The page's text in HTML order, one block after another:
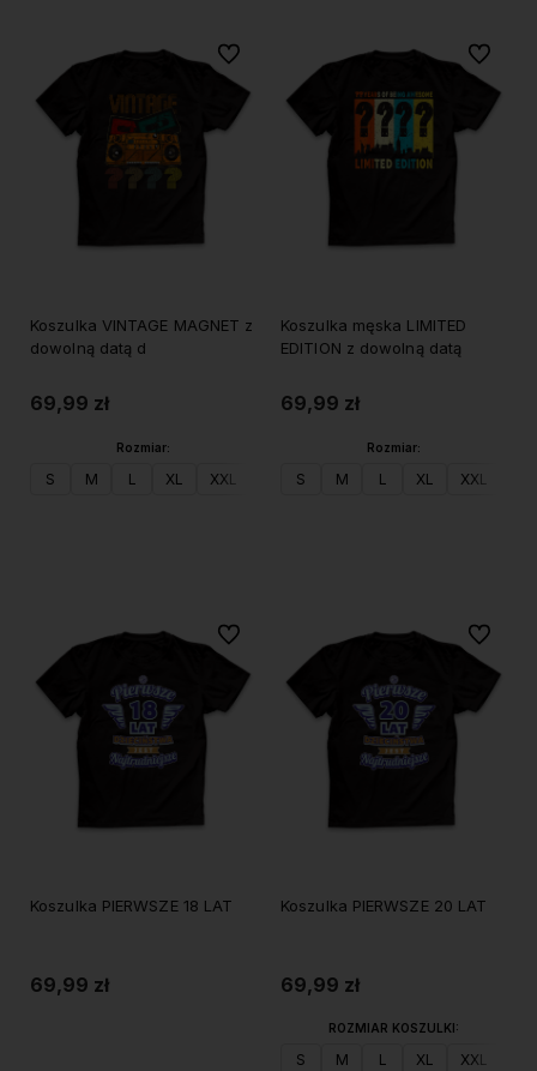
Koszulka VINTAGE MAGNET z
dowolną datą d
69,99 zł
Rozmiar:
S M L XL XXL
Do ulubionych
Koszulka męska LIMITED
EDITION z dowolną datą
69,99 zł
Rozmiar:
S M L XL XXL
Do
Koszulka PIERWSZE 18 LAT
69,99 zł
Do ulubionych
Koszulka PIERWSZE 20 LAT
69,99 zł
ROZMIAR KOSZULKI:
S M L XL XXL
Do